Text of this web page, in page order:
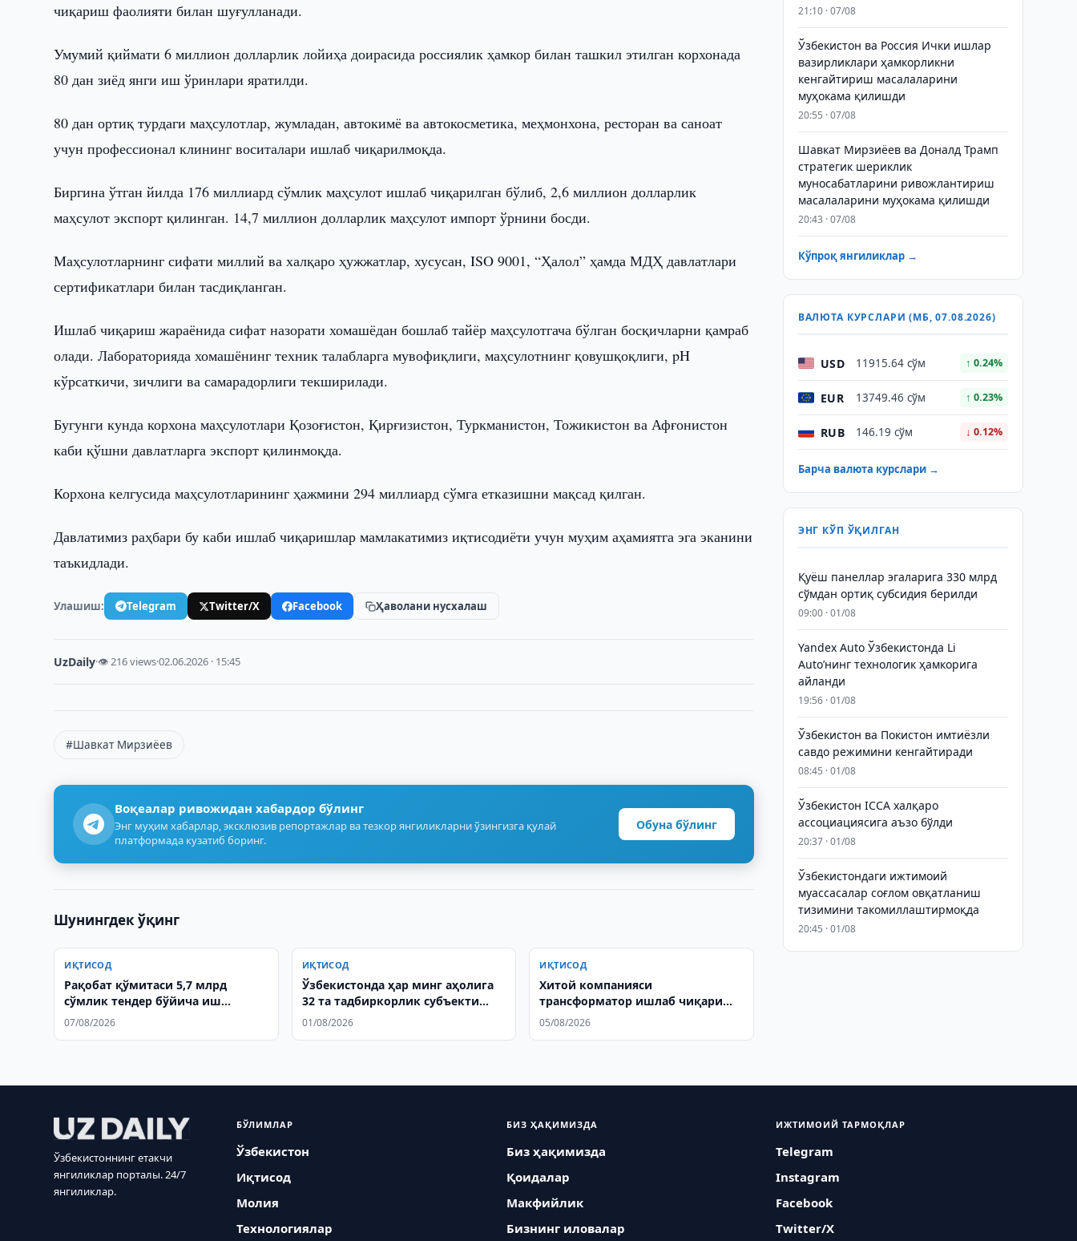
чиқариш фаолияти билан шуғулланади.
Умумий қиймати 6 миллион долларлик лойиҳа доирасида россиялик ҳамкор билан ташкил этилган корхонада
80 дан зиёд янги иш ўринлари яратилди.
80 дан ортиқ турдаги маҳсулотлар, жумладан, автокимё ва автокосметика, меҳмонхона, ресторан ва саноат
учун профессионал клининг воситалари ишлаб чиқарилмоқда.
Биргина ўтган йилда 176 миллиард сўмлик маҳсулот ишлаб чиқарилган бўлиб, 2,6 миллион долларлик
маҳсулот экспорт қилинган. 14,7 миллион долларлик маҳсулот импорт ўрнини босди.
Маҳсулотларнинг сифати миллий ва халқаро ҳужжатлар, хусусан, ISO 9001, “Ҳалол” ҳамда МДҲ давлатлари
сертификатлари билан тасдиқланган.
Ишлаб чиқариш жараёнида сифат назорати хомашёдан бошлаб тайёр маҳсулотгача бўлган босқичларни қамраб
олади. Лабораторияда хомашёнинг техник талабларга мувофиқлиги, маҳсулотнинг қовушқоқлиги, pH
кўрсаткичи, зичлиги ва самарадорлиги текширилади.
Бугунги кунда корхона маҳсулотлари Қозоғистон, Қирғизистон, Туркманистон, Тожикистон ва Афғонистон
каби қўшни давлатларга экспорт қилинмоқда.
Корхона келгусида маҳсулотларининг ҳажмини 294 миллиард сўмга етказишни мақсад қилган.
Давлатимиз раҳбари бу каби ишлаб чиқаришлар мамлакатимиз иқтисодиёти учун муҳим аҳамиятга эга эканини
таъкидлади.
Улашиш: Telegram Twitter/X Facebook Ҳаволани нусхалаш
UzDaily·👁 216 views·02.06.2026 · 15:45
#Шавкат Мирзиёев
Воқеалар ривожидан хабардор бўлинг
Энг муҳим хабарлар, эксклюзив репортажлар ва тезкор янгиликларни ўзингизга қулай
платформада кузатиб боринг.
Обуна бўлинг
Шунингдек ўқинг
ИҚТИСОД
Рақобат қўмитаси 5,7 млрд
сўмлик тендер бўйича иш
қўзғатди
07/08/2026
ИҚТИСОД
Ўзбекистонда ҳар минг аҳолига
32 та тадбиркорлик субъекти
тўғри келади
01/08/2026
ИҚТИСОД
Хитой компанияси
трансформатор ишлаб чиқариш
лойиҳасини ишга туширади
05/08/2026
21:10 · 07/08
Ўзбекистон ва Россия Ички ишлар
вазирликлари ҳамкорликни
кенгайтириш масалаларини
муҳокама қилишди
20:55 · 07/08
Шавкат Мирзиёев ва Доналд Трамп
стратегик шериклик
муносабатларини ривожлантириш
масалаларини муҳокама қилишди
20:43 · 07/08
Кўпроқ янгиликлар →
ВАЛЮТА КУРСЛАРИ (МБ, 07.08.2026)
USD 11915.64 сўм ↑ 0.24%
EUR 13749.46 сўм ↑ 0.23%
RUB 146.19 сўм ↓ 0.12%
Барча валюта курслари →
ЭНГ КЎП ЎҚИЛГАН
Қуёш панеллар эгаларига 330 млрд
сўмдан ортиқ субсидия берилди
09:00 · 01/08
Yandex Auto Ўзбекистонда Li
Auto’нинг технологик ҳамкорига
айланди
19:56 · 01/08
Ўзбекистон ва Покистон имтиёзли
савдо режимини кенгайтиради
08:45 · 01/08
Ўзбекистон ICCA халқаро
ассоциациясига аъзо бўлди
20:37 · 01/08
Ўзбекистондаги ижтимоий
муассасалар соғлом овқатланиш
тизимини такомиллаштирмоқда
20:45 · 01/08
Ўзбекистоннинг етакчи
янгиликлар порталы. 24/7
янгиликлар.
БЎЛИМЛАР
Ўзбекистон
Иқтисод
Молия
Технологиялар
БИЗ ҲАҚИМИЗДА
Биз ҳақимизда
Қоидалар
Макфийлик
Бизнинг иловалар
ИЖТИМОИЙ ТАРМОҚЛАР
Telegram
Instagram
Facebook
Twitter/X